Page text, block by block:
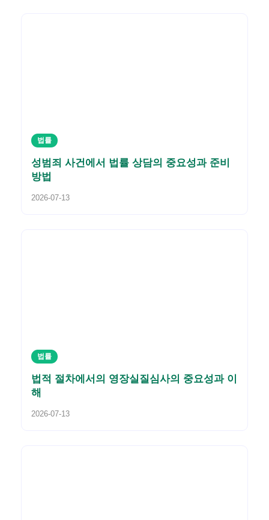
법률
성범죄 사건에서 법률 상담의 중요성과 준비
방법
2026-07-13
법률
법적 절차에서의 영장실질심사의 중요성과 이
해
2026-07-13